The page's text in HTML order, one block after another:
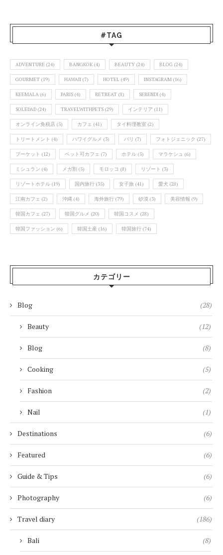
#TAG
ADVENTURE (24) BANGKOK (4) BEAUTY (24) BLOG (24)
GOURMET (19) HAWAII (7) HOTEL (49) INSTAGRAM (16)
KEEMALA (6) PARIS (4) RETREAT (8) SERENDI (4)
SOLEDAD (24) TRAVELWITHPETS (29) インテリア (11)
オンライン免税店 (5) カフェ (41) タイ料理教室 (2)
トリートメント (4) ハワイグルメ (3) バリ (7) フォトジェニック (27)
プーケット (12) ペット可カフェ (7) ホテル (5) マラケシュ (6)
ミシュラン (4) メガ割 (5) モロッコ (8) リゾート (3)
リゾートホテル (19) 国内旅行 (35) 女子旅 (41) 愛犬 (28)
江南カフェ (2) 沖縄 (4) 海外旅行 (79) 砂漠 (3) 美容情報 (9)
韓国カフェ (27) 韓国グルメ (20) 韓国コスメ (28)
韓国ファッション (6) 韓国土産 (16) 韓国旅行 (74)
カテゴリー
Blog (28)
Beauty (12)
Blog (8)
Cooking (5)
Fashion (2)
Nail (1)
Destinations (6)
Featured (6)
Guide & Tips (6)
Photography (6)
Travel diary (186)
Bali (8)